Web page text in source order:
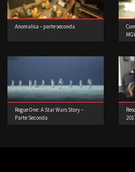
Anomalisa – parte seconda
Rogue One: A Star Wars Story –
Parte Seconda